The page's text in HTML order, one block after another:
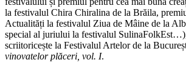
la festivalul Chira Chiralina de la Brăila,
Actualități la festivalul Ziua de Mâine de la
special al juriului la festivalul
scriitoricește la Festivalul Artelor de la
vinovatelor plăceri, vol. I.